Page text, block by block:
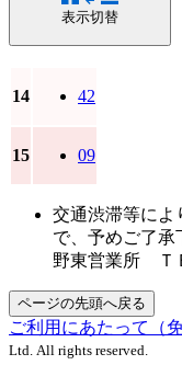
表示切替
14 42
15 09
交通渋滞等によ
で、予めご了
野東営業所 Ｔ
ページの先頭へ戻る
ご利用にあたって（
Ltd. All rights reserved.